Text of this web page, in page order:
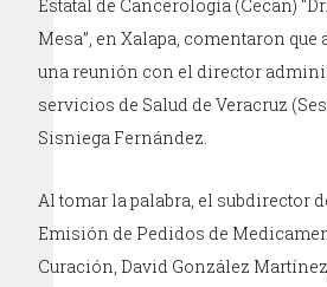
Estatal de Cancerología (Cecan)
Mesa”, en Xalapa, comentaron que
una reunión con el director
servicios de Salud de Veracruz
Sisniega Fernández.
Al tomar la palabra, el subdirector
Emisión de Pedidos de
Curación, David González